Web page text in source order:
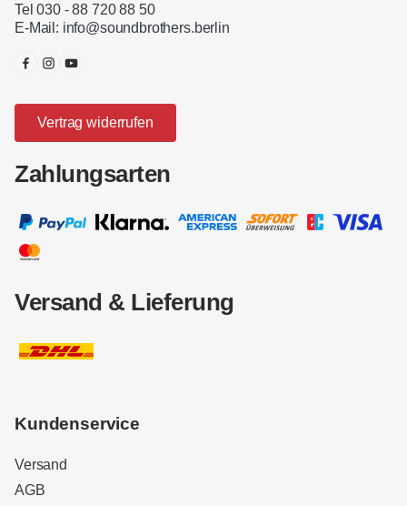
Tel 030 - 88 720 88 50
E-Mail: info@soundbrothers.berlin
Vertrag widerrufen
Zahlungsarten
Versand & Lieferung
Kundenservice
Versand
AGB